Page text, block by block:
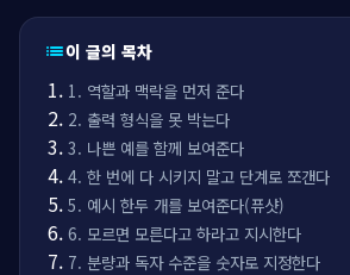
list이 글의 목차
1. 역할과 맥락을 먼저 준다
2. 출력 형식을 못 박는다
3. 나쁜 예를 함께 보여준다
4. 한 번에 다 시키지 말고 단계로 쪼갠다
5. 예시 한두 개를 보여준다(퓨샷)
6. 모르면 모른다고 하라고 지시한다
7. 분량과 독자 수준을 숫자로 지정한다